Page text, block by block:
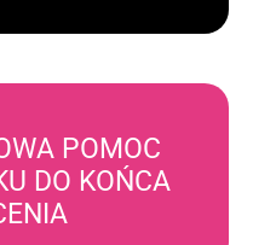
POMOC
DO KOŃCA